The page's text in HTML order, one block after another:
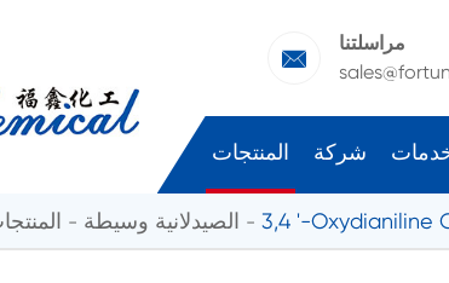

مراسلتنا
المنتجات شركة
الصيدلانية وسيطة 3,4 '-Oxydianiline